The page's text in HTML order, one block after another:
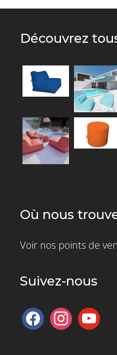
Découvrez
Où nous
Voir nos points de
Suivez-nous
facebookinstagramyoutube